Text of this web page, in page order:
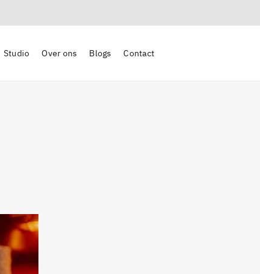
Studio Over ons Blogs Contact